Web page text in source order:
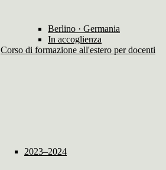
Berlino · Germania
In accoglienza
Corso di formazione all'estero per docenti
2023–2024